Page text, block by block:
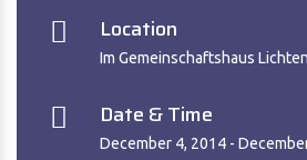
Location
Im Gemeinschaftshaus
Date & Time
December 4, 2014 -